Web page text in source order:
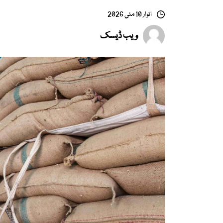
اتوار 10 مئی 2026
ویب ڈیسک